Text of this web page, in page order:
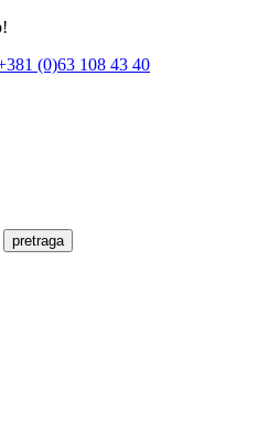
(0)63 108 43 40
pretraga